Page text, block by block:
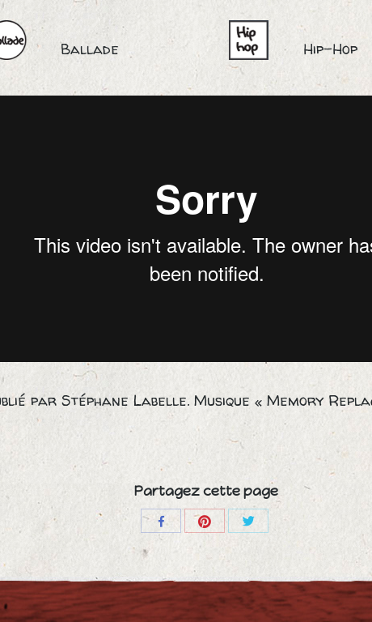
Ballade Hip-Hop
par Stéphane Labelle. Musique « Memory
Partagez cette page
Share
Facebook
Share
Share